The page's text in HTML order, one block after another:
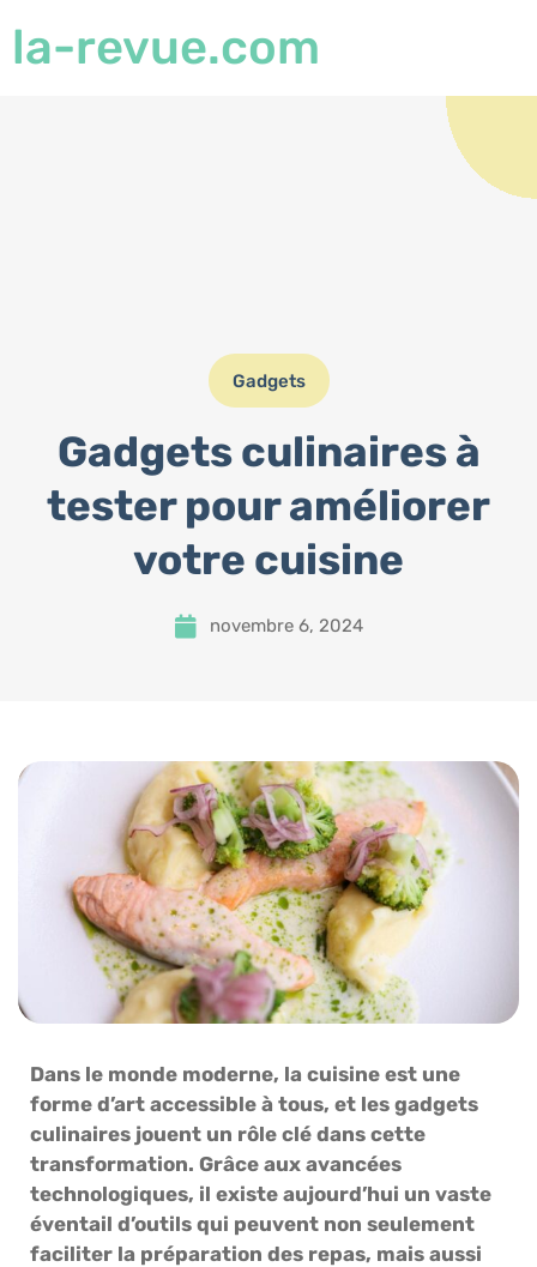
la-revue.com
Gadgets
Gadgets culinaires à
tester pour améliorer
votre cuisine
novembre 6, 2024
Dans le monde moderne, la cuisine est une
forme d’art accessible à tous, et les gadgets
culinaires jouent un rôle clé dans cette
transformation. Grâce aux avancées
technologiques, il existe aujourd’hui un vaste
éventail d’outils qui peuvent non seulement
faciliter la préparation des repas, mais aussi